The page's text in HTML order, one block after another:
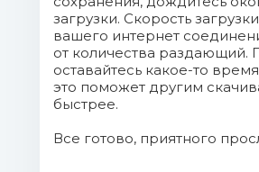
загрузки. Скорость
вашего интернет
от количества раздающий.
оставайтесь какое-то
это поможет другим
быстрее.
Все готово, приятного